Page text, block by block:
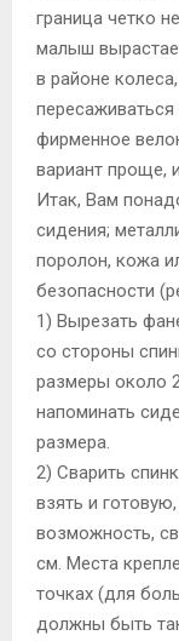
граница четко
малыш
в районе
фирменное
вариант проще,
Итак, Вам
сидения;
поролон, кожа
безопасности
1) Вырезать
со стороны
размеры около
напоминать
размера.
2) Сварить
взять и
возможность,
см. Места
точках (для
должны быть